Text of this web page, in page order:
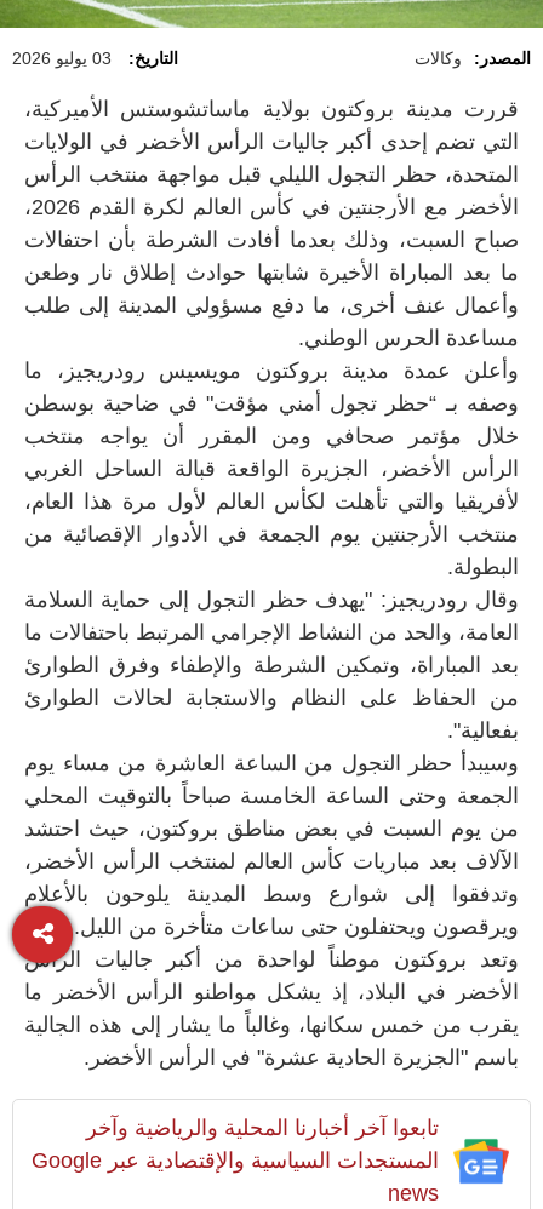
المصدر: وكالات التاريخ: 03 يوليو 2026
قررت مدينة بروكتون بولاية ماساتشوستس الأميركية،
التي تضم إحدى أكبر جاليات الرأس الأخضر في الولايات
المتحدة، حظر التجول الليلي قبل مواجهة منتخب الرأس
الأخضر مع الأرجنتين في كأس العالم لكرة القدم 2026،
صباح السبت، وذلك بعدما أفادت الشرطة بأن احتفالات
ما بعد المباراة الأخيرة شابتها حوادث إطلاق نار وطعن
وأعمال عنف أخرى، ما دفع مسؤولي المدينة إلى طلب
مساعدة الحرس الوطني.
وأعلن عمدة مدينة بروكتون مويسيس رودريجيز، ما
وصفه بـ “حظر تجول أمني مؤقت" في ضاحية بوسطن
خلال مؤتمر صحافي ومن المقرر أن يواجه منتخب
الرأس الأخضر، الجزيرة الواقعة قبالة الساحل الغربي
لأفريقيا والتي تأهلت لكأس العالم لأول مرة هذا العام،
منتخب الأرجنتين يوم الجمعة في الأدوار الإقصائية من
البطولة.
وقال رودريجيز: "يهدف حظر التجول إلى حماية السلامة
العامة، والحد من النشاط الإجرامي المرتبط باحتفالات ما
بعد المباراة، وتمكين الشرطة والإطفاء وفرق الطوارئ
من الحفاظ على النظام والاستجابة لحالات الطوارئ
بفعالية".
وسيبدأ حظر التجول من الساعة العاشرة من مساء يوم
الجمعة وحتى الساعة الخامسة صباحاً بالتوقيت المحلي
من يوم السبت في بعض مناطق بروكتون، حيث احتشد
الآلاف بعد مباريات كأس العالم لمنتخب الرأس الأخضر،
وتدفقوا إلى شوارع وسط المدينة يلوحون بالأعلام
ويرقصون ويحتفلون حتى ساعات متأخرة من الليل.
وتعد بروكتون موطناً لواحدة من أكبر جاليات الرأس
الأخضر في البلاد، إذ يشكل مواطنو الرأس الأخضر ما
يقرب من خمس سكانها، وغالباً ما يشار إلى هذه الجالية
باسم "الجزيرة الحادية عشرة" في الرأس الأخضر.
تابعوا آخر أخبارنا المحلية والرياضية وآخر
المستجدات السياسية والإقتصادية عبر Google
news